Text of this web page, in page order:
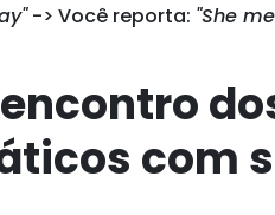
-> Você reporta: "She
com